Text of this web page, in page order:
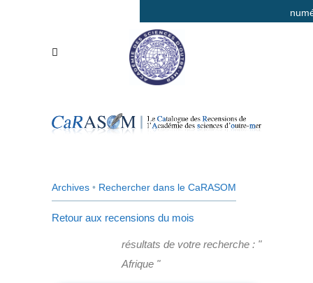
Archives • Rechercher dans le CaRASOM
Retour aux recensions du mois
résultats de votre recherche : "
Afrique "